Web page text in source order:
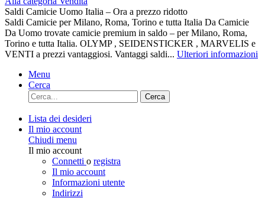
Saldi Camicie Uomo Italia – Ora a prezzo ridotto
Saldi Camicie per Milano, Roma, Torino e tutta Italia Da Camicie
Da Uomo trovate camicie premium in saldo – per Milano, Roma,
Torino e tutta Italia. OLYMP , SEIDENSTICKER , MARVELIS e
VENTI a prezzi vantaggiosi. Vantaggi saldi... Ulteriori informazioni
Menu
Cerca
Cerca
Lista dei desideri
Il mio account
Chiudi menu
Il mio account
Connetti o registra
Il mio account
Informazioni utente
Indirizzi